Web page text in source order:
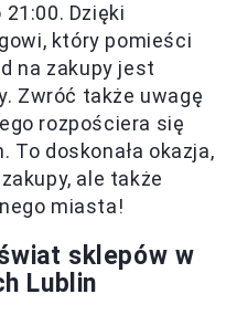
Dzięki
który pomieści
na zakupy jest
Zwróć także uwagę
rozpościera się
To doskonała okazja,
ale także
miasta!
sklepów w
Lublin